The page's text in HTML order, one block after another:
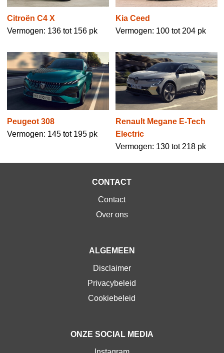
Citroën C4 X
Vermogen: 136 tot 156 pk
Kia Ceed
Vermogen: 100 tot 204 pk
Peugeot 308
Vermogen: 145 tot 195 pk
Renault Megane E-Tech
Electric
Vermogen: 130 tot 218 pk
CONTACT
Contact
Over ons
ALGEMEEN
Disclaimer
Privacybeleid
Cookiebeleid
ONZE SOCIAL MEDIA